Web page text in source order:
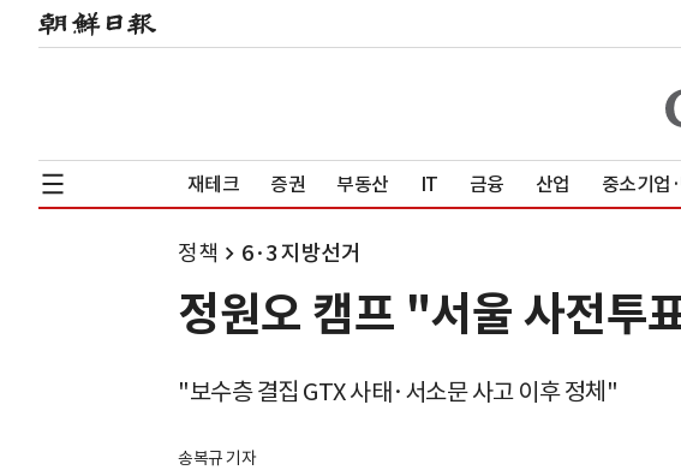
재테크 증권 부동산 IT 금융 산업 중소기업
정책 6·3 지방선거
정원오 캠프 "서울 사전투
"보수층 결집 GTX 사태·서소문 사고 이후 정체"
송복규 기자